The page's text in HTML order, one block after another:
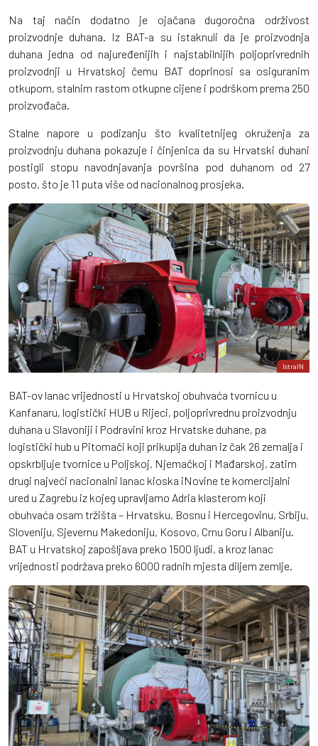
Na taj način dodatno je ojačana dugoročna održivost
proizvodnje duhana. Iz BAT-a su istaknuli da je proizvodnja
duhana jedna od najuređenijih i najstabilnijih poljoprivrednih
proizvodnji u Hrvatskoj čemu BAT doprinosi sa osiguranim
otkupom, stalnim rastom otkupne cijene i podrškom prema 250
proizvođača.
Stalne napore u podizanju što kvalitetnijeg okruženja za
proizvodnju duhana pokazuje i činjenica da su Hrvatski duhani
postigli stopu navodnjavanja površina pod duhanom od 27
posto, što je 11 puta više od nacionalnog prosjeka.
IstraIN
BAT-ov lanac vrijednosti u Hrvatskoj obuhvaća tvornicu u
Kanfanaru, logistički HUB u Rijeci, poljoprivrednu proizvodnju
duhana u Slavoniji i Podravini kroz Hrvatske duhane, pa
logistički hub u Pitomači koji prikuplja duhan iz čak 26 zemalja i
opskrbljuje tvornice u Poljskoj, Njemačkoj i Mađarskoj, zatim
drugi najveći nacionalni lanac kioska iNovine te komercijalni
ured u Zagrebu iz kojeg upravljamo Adria klasterom koji
obuhvaća osam tržišta – Hrvatsku, Bosnu i Hercegovinu, Srbiju,
Sloveniju, Sjevernu Makedoniju, Kosovo, Crnu Goru i Albaniju.
BAT u Hrvatskoj zapošljava preko 1500 ljudi, a kroz lanac
vrijednosti podržava preko 6000 radnih mjesta diljem zemlje.